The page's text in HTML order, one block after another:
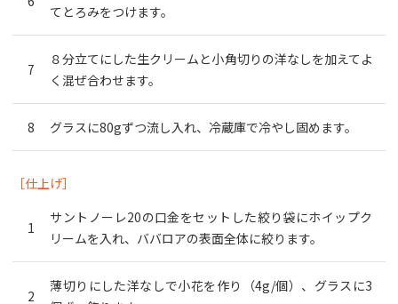
てとろみをつけます。
８分立てにした生クリームと小角切りの洋なしを加えてよ
く混ぜ合わせます。
グラスに80gずつ流し入れ、冷蔵庫で冷やし固めます。
［仕上げ］
サントノーレ20の口金をセットした絞り袋にホイップク
リームを入れ、ババロアの表面全体に絞ります。
薄切りにした洋なしで小花を作り（4g/個）、グラスに3